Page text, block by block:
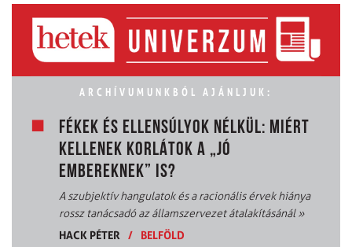
ARCHÍVUMUNKBÓL AJÁNLJUK:
FÉKEK ÉS ELLENSÚLYOK NÉLKÜL: MIÉRT
KELLENEK KORLÁTOK A „JÓ
EMBEREKNEK” IS?
A szubjektív hangulatok és a racionális érvek hiánya
rossz tanácsadó az államszervezet átalakításánál»
HACK PÉTER
/ BELFÖLD